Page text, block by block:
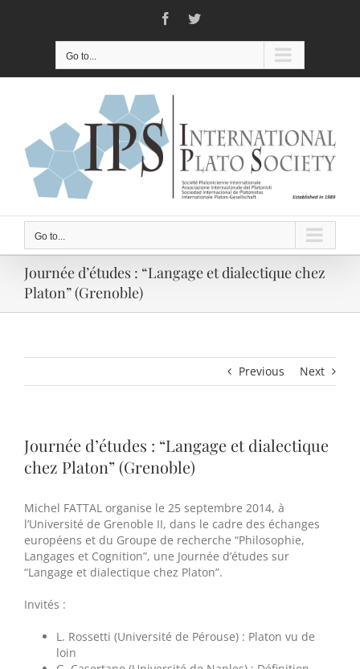
FacebookTwitter
Go to...
Go to...
Journée d’études : “Langage et dialectique chez
Platon” (Grenoble)
Previous Next
Journée d’études : “Langage et dialectique
chez Platon” (Grenoble)
Michel FATTAL organise le 25 septembre 2014, à
l’Université de Grenoble II, dans le cadre des échanges
européens et du Groupe de recherche “Philosophie,
Langages et Cognition”, une Journée d’études sur
“Langage et dialectique chez Platon”.
Invités :
L. Rossetti (Université de Pérouse) : Platon vu de
loin